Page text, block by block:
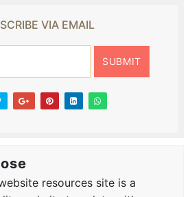
VIA EMAIL
resources site is a